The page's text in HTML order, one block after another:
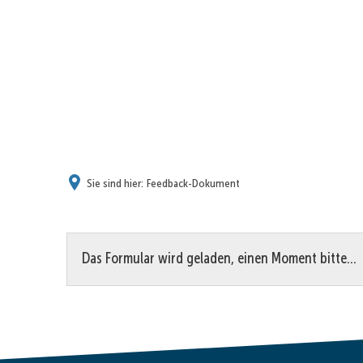
Sie sind hier: Feedback-Dokument
Feedback-Das Formular wird geladen, einen Moment bitte…